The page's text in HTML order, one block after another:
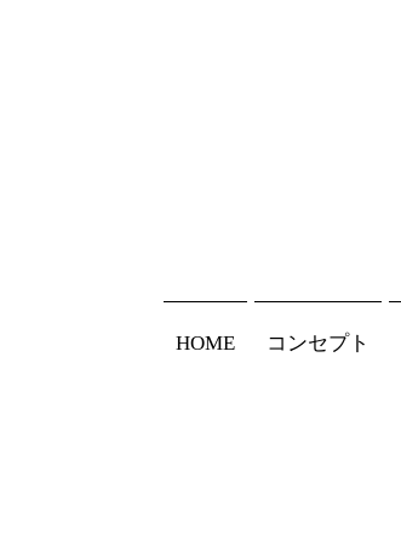
HOME コンセプト